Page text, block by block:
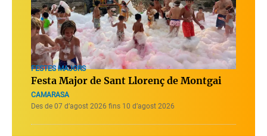
FESTES MAJORS
Festa Major de Sant Llorenç de Montgai
CAMARASA
Des de 07 d’agost 2026 fins 10 d’agost 2026